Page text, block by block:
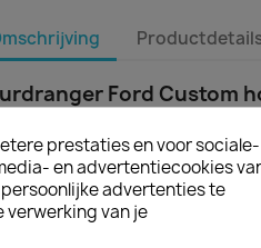
Ford Custom
de deur van je Ford Custom
Wij hebben de oplossing!
van de Ford Custom
in een handomdraai in
omhoog en opgeuimd
klus. Geleverd per set
prestaties en voor sociale-
en advertentiecookies
advertenties te
verwerking van je